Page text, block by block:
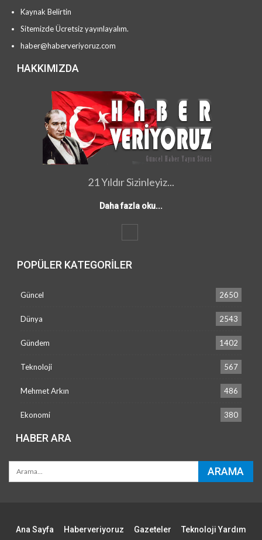
Kaynak Belirtin
Sitemizde Ücretsiz yayınlayalım.
haber@haberveriyoruz.com
HAKKIMIZDA
21 Yıldır Sizinleyiz...
Daha fazla oku...
POPÜLER KATEGORILER
Güncel 2650
Dünya 2543
Gündem 1402
Teknoloji 567
Mehmet Arkın 486
Ekonomi 380
HABER ARA
Ana Sayfa Haberveriyoruz Gazeteler Teknoloji Yardım